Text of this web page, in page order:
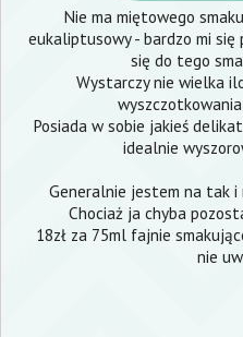
Nie ma miętowego
eukaliptusowy - bardzo mi się
się do tego
Wystarczy nie wielka
Posiada w sobie jakieś
idealnie
Generalnie jestem na tak i
Chociaż ja chyba
18zł za 75ml fajnie
nie